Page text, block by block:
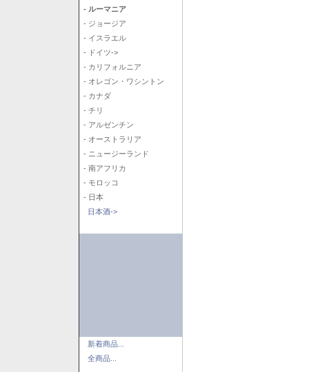
- ルーマニア
- ジョージア
- イスラエル
- ドイツ->
- カリフォルニア
- オレゴン・ワシントン
- カナダ
- チリ
- アルゼンチン
- オーストラリア
- ニュージーランド
- 南アフリカ
- モロッコ
- 日本
日本酒->
新着商品...
全商品...